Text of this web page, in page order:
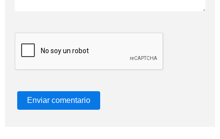
Enviar comentario